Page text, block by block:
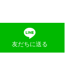
友だちに送る